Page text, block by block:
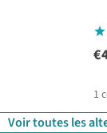
1
Voir toutes les